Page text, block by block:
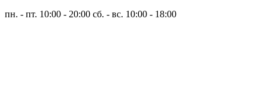
пн. - пт. 10:00 - 20:00 сб. - вс. 10:00 - 18:00